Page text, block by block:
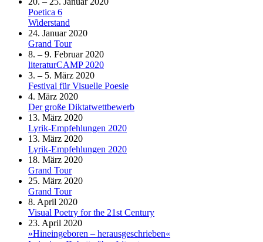
Poetica 6
Widerstand
24. Januar 2020
Grand Tour
8. – 9. Februar 2020
literaturCAMP 2020
3. – 5. März 2020
Festival für Visuelle Poesie
4. März 2020
Der große Diktatwettbewerb
13. März 2020
Lyrik-Empfehlungen 2020
13. März 2020
Lyrik-Empfehlungen 2020
18. März 2020
Grand Tour
25. März 2020
Grand Tour
8. April 2020
Visual Poetry for the 21st Century
23. April 2020
»Hineingeboren – herausgeschrieben«